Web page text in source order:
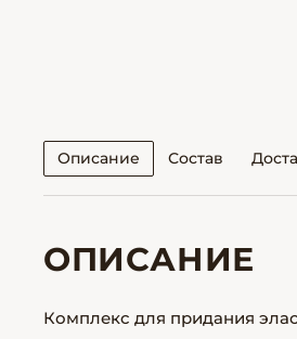
Описание Состав
ОПИСАНИЕ
Комплекс для придания